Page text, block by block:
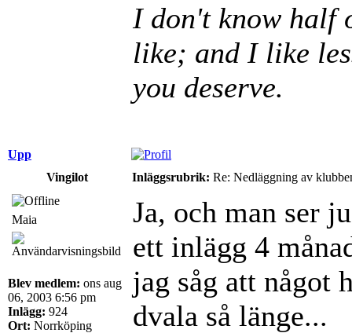
I don't know half
like; and I like
you deserve.
Upp
Vingilot
Inläggsrubrik: Re: Nedläggning av
Maia
Blev medlem: ons aug
06, 2003 6:56 pm
Inlägg: 924
Ort: Norrköping
Ja, och man ser
ett inlägg 4
jag såg att något
dvala så länge...